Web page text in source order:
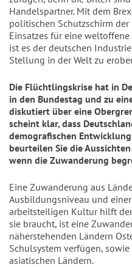
Handelspartner. Mit dem
politischen Schutzschirm
Einsatzes für eine weltoffene
ist es der deutschen
Stellung in der Welt zu
Die Flüchtlingskrise hat in
in den Bundestag und zu
diskutiert über eine
scheint klar, dass
demografischen
beurteilen Sie die
wenn die Zuwanderung
Eine Zuwanderung aus
Ausbildungsniveau und
arbeitsteiligen Kultur hilft
sie braucht, ist eine
näherstehenden Ländern
Schulsystem verfügen,
asiatischen Ländern.